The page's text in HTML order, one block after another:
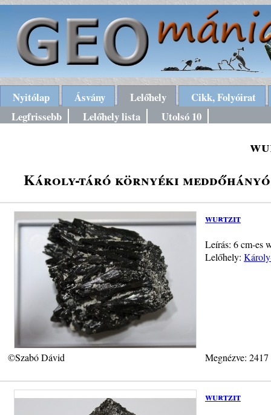
Nyitólap Ásvány Lelőhely
Cikk, Folyóirat
Legfrissebb
Lelőhely lista Utolsó 10
Károly-táró környéki
wurtzit
Leírás: 6 cm-es
Lelőhely:
©Szabó Dávid Megnézve:
wurtzit